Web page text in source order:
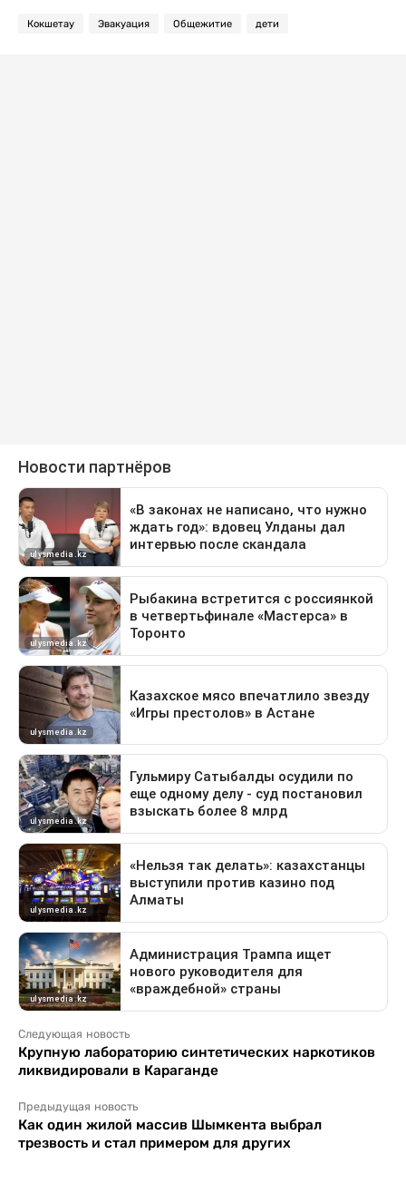
Кокшетау Эвакуация Общежитие дети
Следующая новость
Крупную лабораторию синтетических наркотиков
ликвидировали в Караганде
Предыдущая новость
Как один жилой массив Шымкента выбрал
трезвость и стал примером для других